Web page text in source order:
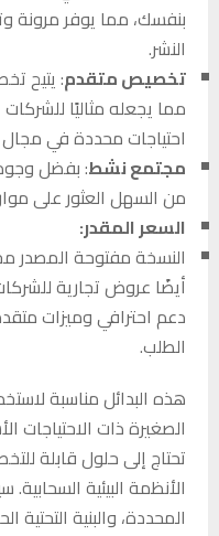
بنفسك، مما يوفر مرونة
النشر.
تخصيص متقدم: يتيح
مما يجعله مثاليًا للشركات
احتياجات محددة في مجال
مجتمع نشط: بفضل
من السهل العثور على
السعر المقدر:
أيضًا عروض تجارية
دعم احترافي وميزات
الطلب.
هذه البدائل مناسبة
الصغيرة ذات الاحتياجات
تحتاج إلى حلول قابلة
الأنظمة البيئية السحابية.
المحددة، والبنية التحتية